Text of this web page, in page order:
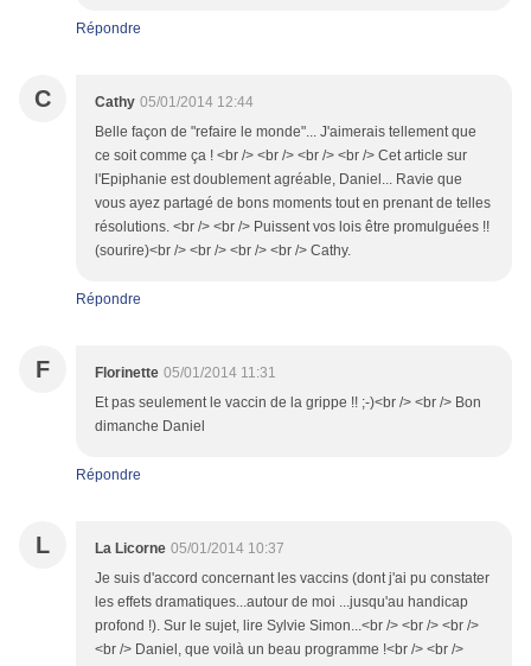
Répondre
C Cathy 05/01/2014 12:44
Belle façon de "refaire le monde"... J'aimerais tellement que
ce soit comme ça ! <br /> <br /> <br /> <br /> Cet article sur
l'Epiphanie est doublement agréable, Daniel... Ravie que
vous ayez partagé de bons moments tout en prenant de telles
résolutions. <br /> <br /> Puissent vos lois être promulguées !!
(sourire)<br /> <br /> <br /> <br /> Cathy.
Répondre
F Florinette 05/01/2014 11:31
Et pas seulement le vaccin de la grippe !! ;-)<br /> <br /> Bon
dimanche Daniel
Répondre
L La Licorne 05/01/2014 10:37
Je suis d'accord concernant les vaccins (dont j'ai pu constater
les effets dramatiques...autour de moi ...jusqu'au handicap
profond !). Sur le sujet, lire Sylvie Simon...<br /> <br /> <br />
<br /> Daniel, que voilà un beau programme !<br /> <br />